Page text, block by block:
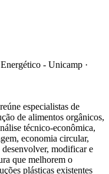
- Unicamp ·
especialistas de
de alimentos orgânicos,
técnico-econômica,
economia circular,
modificar e
que melhorem o
plásticas existentes